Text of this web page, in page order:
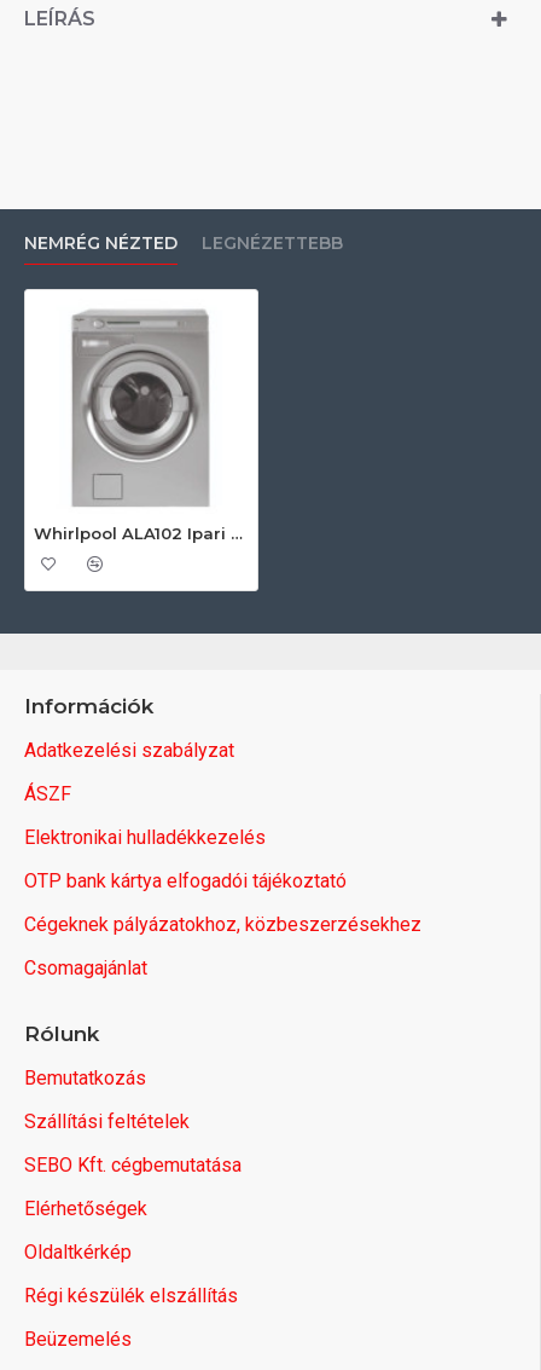
LEÍRÁS
NEMRÉG NÉZTED LEGNÉZETTEBB
Whirlpool ALA102 Ipari mosógép
Információk
Adatkezelési szabályzat
ÁSZF
Elektronikai hulladékkezelés
OTP bank kártya elfogadói tájékoztató
Cégeknek pályázatokhoz, közbeszerzésekhez
Csomagajánlat
Rólunk
Bemutatkozás
Szállítási feltételek
SEBO Kft. cégbemutatása
Elérhetőségek
Oldaltkérkép
Régi készülék elszállítás
Beüzemelés